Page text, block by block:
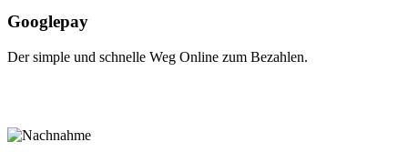
Googlepay
Der simple und schnelle Weg Online zum Bezahlen.